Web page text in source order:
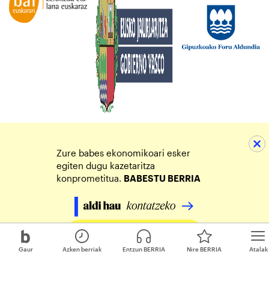
Gaur Atalak
Azken berriak Entzun BERRIA Nire BERRIA
Zure babes ekonomikoari esker
egiten dugu kazetaritza
konprometitua. BABESTU BERRIA
Egin zure ekarpena